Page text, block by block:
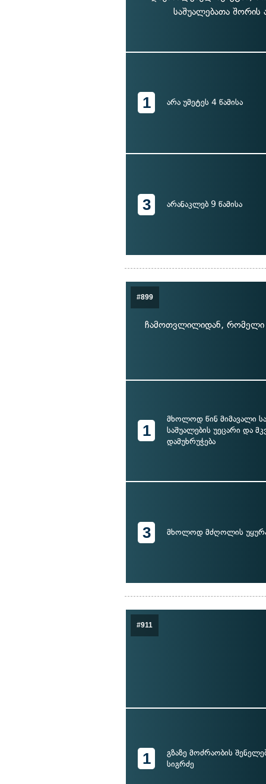
საშუალებათა
1 არა უმეტეს 4 წამისა
3 არანაკლებ 9 წამისა
#899
ჩამოთვლილიდან, რომელი
1
მხოლოდ წინ მიმავალი
საშუალების უეცარი და
დამუხრუჭება
3 მხოლოდ მძღოლის
#911
1
გზაზე მოძრაობის
სიგრძე